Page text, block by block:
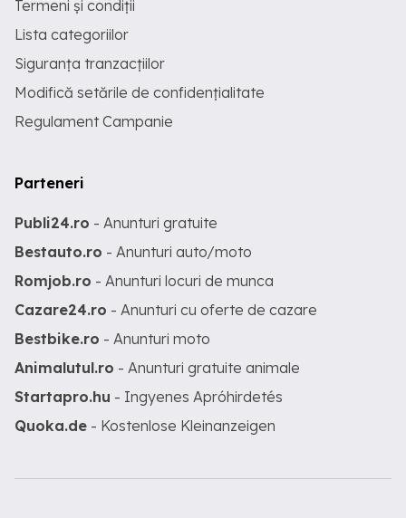
Termeni și condiții
Lista categoriilor
Siguranța tranzacțiilor
Modifică setările de confidențialitate
Regulament Campanie
Parteneri
Publi24.ro - Anunturi gratuite
Bestauto.ro - Anunturi auto/moto
Romjob.ro - Anunturi locuri de munca
Cazare24.ro - Anunturi cu oferte de cazare
Bestbike.ro - Anunturi moto
Animalutul.ro - Anunturi gratuite animale
Startapro.hu - Ingyenes Apróhirdetés
Quoka.de - Kostenlose Kleinanzeigen